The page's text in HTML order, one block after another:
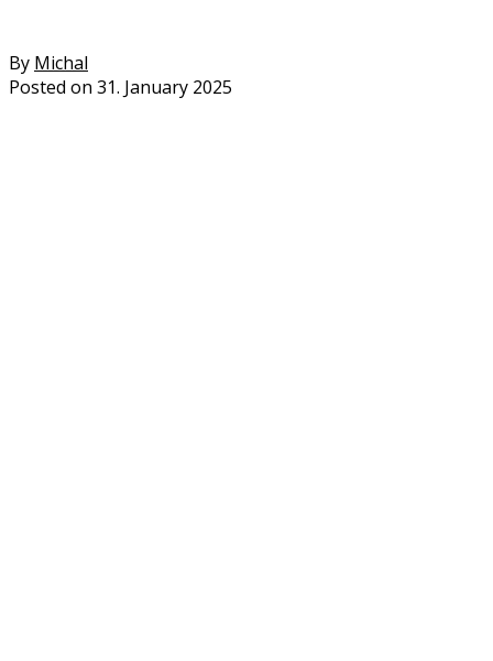
By Michal
Posted on 31. January 2025